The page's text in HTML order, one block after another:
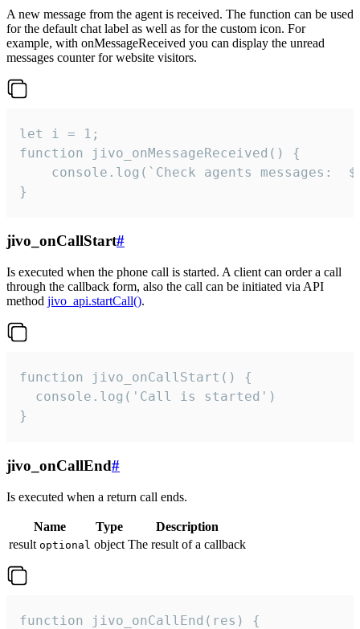
A new message from the agent is received. The function can be used
for the default chat label as well as for the custom icon. For
example, with onMessageReceived you can display the unread
messages counter for website visitors.
let i = 1;
function jivo_onMessageReceived() {
}
jivo_onCallStart#
Is executed when the phone call is started. A client can order a call
through the callback form, also the call can be initiated via API
method jivo_api.startCall().
function jivo_onCallStart() {
  console.log('Call is started')
}
jivo_onCallEnd#
Is executed when a return call ends.
Name Type
Description
result optional object The result of a callback
function jivo_onCallEnd(res) {